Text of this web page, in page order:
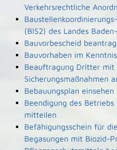
Verkehrsrechtliche
(BIS2) des Landes
Bauvorbescheid
Bauvorhaben im
Beauftragung Dritter mit
Sicherungsmaßnahmen
Bebauungsplan einsehen
Beendigung des
mitteilen
Befähigungsschein für
Begasungen mit Biozid-